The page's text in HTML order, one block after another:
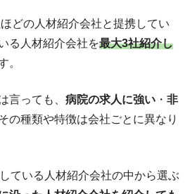
どの人材紹介会社と提携してい
る人材紹介会社を最大3社紹介し
。
言っても、 病院の求人に強い ・ 非
の種類や特徴は会社ごとに異なり
ている人材紹介会社の中から選ぶ